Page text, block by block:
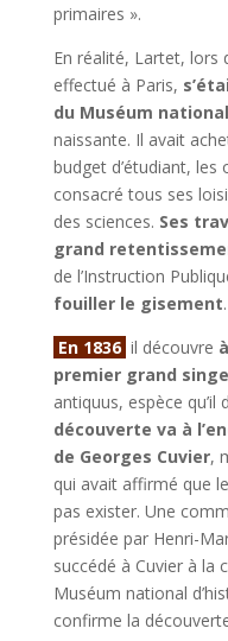
primaires ».
En réalité, Lartet, lors
effectué à Paris,
du Muséum national
naissante. Il avait
budget d’étudiant,
consacré tous ses
des sciences. Ses
grand
de l’Instruction
fouiller le gisement.
En 1836 il découvre
premier grand
antiquus, espèce qu’il
découverte va à
de Georges Cuvier,
qui avait affirmé que
pas exister. Une
présidée par Henri-
succédé à Cuvier à la
Muséum national
confirme la